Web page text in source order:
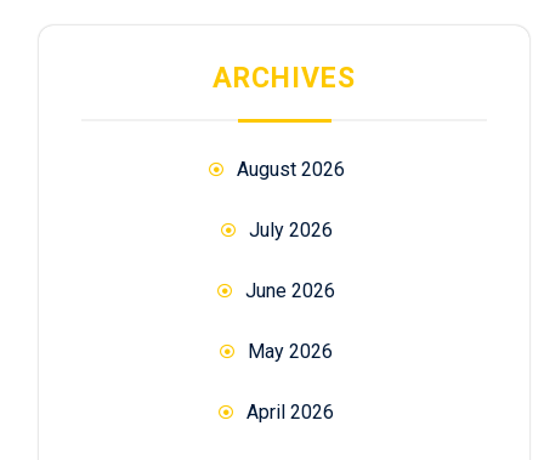
ARCHIVES
August 2026
July 2026
June 2026
May 2026
April 2026